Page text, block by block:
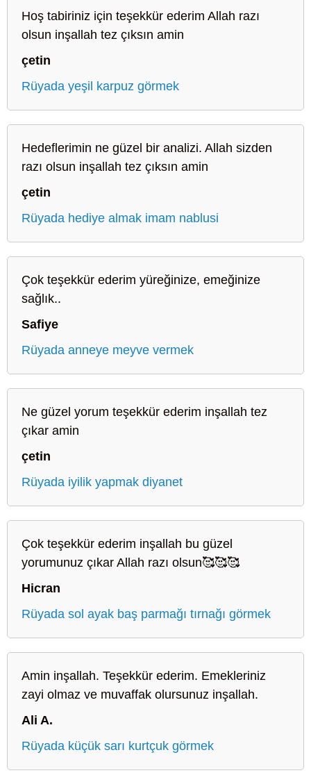
Hoş tabiriniz için teşekkür ederim Allah razı
olsun inşallah tez çıksın amin
çetin
Rüyada yeşil karpuz görmek
Hedeflerimin ne güzel bir analizi. Allah sizden
razı olsun inşallah tez çıksın amin
çetin
Rüyada hediye almak imam nablusi
Çok teşekkür ederim yüreğinize, emeğinize
sağlık..
Safiye
Rüyada anneye meyve vermek
Ne güzel yorum teşekkür ederim inşallah tez
çıkar amin
çetin
Rüyada iyilik yapmak diyanet
Çok teşekkür ederim inşallah bu güzel
yorumunuz çıkar Allah razı olsun🥰🥰🥰
Hicran
Rüyada sol ayak baş parmağı tırnağı görmek
Amin inşallah. Teşekkür ederim. Emekleriniz
zayi olmaz ve muvaffak olursunuz inşallah.
Ali A.
Rüyada küçük sarı kurtçuk görmek